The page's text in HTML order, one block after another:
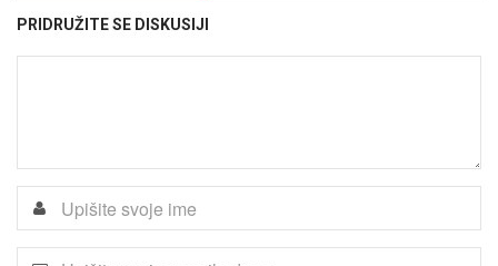
PRIDRUŽITE SE DISKUSIJI